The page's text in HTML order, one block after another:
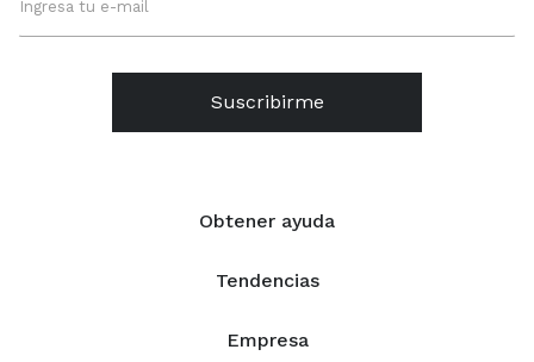
Obtener ayuda
Tendencias
Empresa
Suscribirme